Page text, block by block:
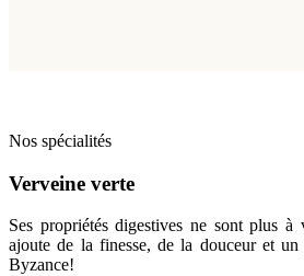
Nos spécialités
Verveine verte
Ses propriétés digestives ne sont plus
ajoute de la finesse, de la douceur et un
Byzance!